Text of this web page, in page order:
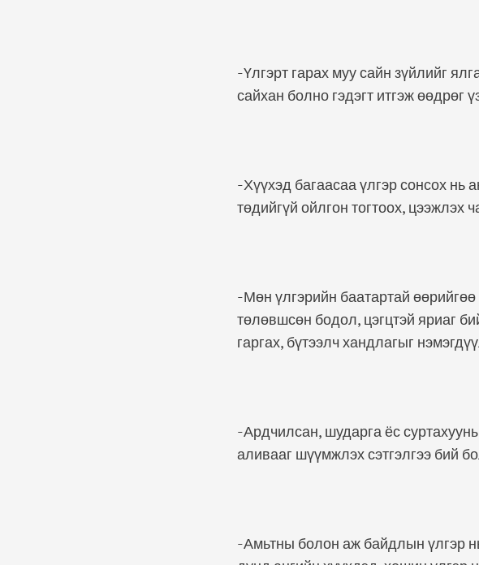
-Үлгэрт гарах муу сайн зүйлийг
сайхан болно гэдэгт итгэж өөдрөг
-Хүүхэд багаасаа үлгэр сонсох нь
төдийгүй ойлгон тогтоох, цээжлэх
-Мөн үлгэрийн баатартай
төлөвшсөн бодол, цэгцтэй яриаг
гаргах, бүтээлч хандлагыг
-Ардчилсан, шударга ёс
аливааг шүүмжлэх сэтгэлгээ бий
-Амьтны болон аж байдлын үлгэр